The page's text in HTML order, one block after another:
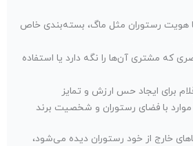
هویت رستوران مثل ماگ، بسته‌بندی خاص
که مشتری آن‌ها را نگه دارد یا استفاده
برای ایجاد حس ارزش و تمایز
با فضای رستوران و شخصیت برند
خارج از خود رستوران دیده می‌شود،